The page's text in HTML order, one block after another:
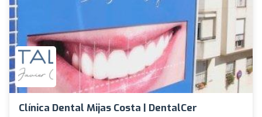
Clínica Dental Mijas Costa | DentalCer